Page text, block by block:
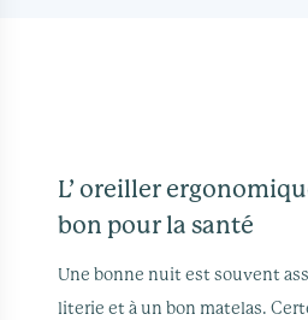
L’ oreiller
bon pour la santé
Une bonne nuit est souvent
literie et à un bon matelas.